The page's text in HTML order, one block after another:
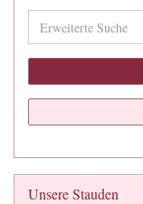
Suche
Unsere Stauden